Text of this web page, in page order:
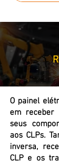
O painel
em receber
seus
aos CLPs.
inversa,
CLP e os